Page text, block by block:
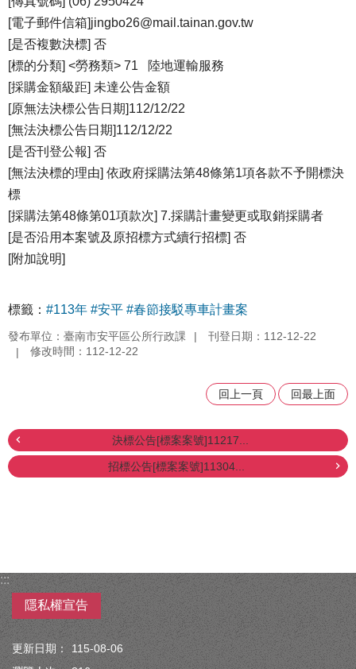
[電子郵件信箱]jingbo26@mail.tainan.gov.tw
[是否複數決標] 否
[標的分類] <勞務類> 71 陸地運輸服務
[採購金額級距] 未達公告金額
[原無法決標公告日期]112/12/22
[無法決標公告日期]112/12/22
[是否刊登公報] 否
[無法決標的理由] 依政府採購法第48條第1項各款不予開標決
標
[採購法第48條第01項款次] 7.採購計畫變更或取銷採購者
[是否沿用本案號及原招標方式續行招標] 否
[附加說明]
標籤： #113年 #安平 #春節接駁專車計畫案
發布單位：臺南市安平區公所行政課
刊登日期：112-12-22
修改時間：112-12-22
回上一頁 回最上面
決標公告[標案案號]11217...
招標公告[標案案號]11304...
:::
隱私權宣告
更新日期：
115-08-06